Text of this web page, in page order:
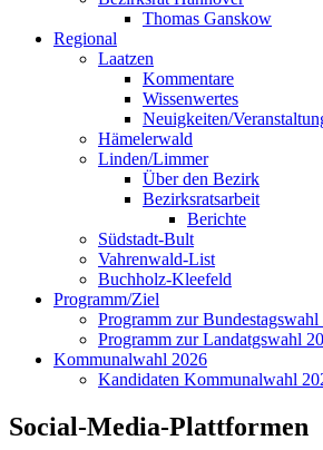
Thomas Ganskow
Regional
Laatzen
Kommentare
Wissenwertes
Neuigkeiten/
Hämelerwald
Linden/Limmer
Über den Bezirk
Bezirksratsarbeit
Berichte
Südstadt-Bult
Vahrenwald-List
Buchholz-Kleefeld
Programm/Ziel
Programm zur Bundestagswahl
Programm zur Landatgswahl
Kommunalwahl 2026
Kandidaten Kommunalwahl
Social-Media-Plattformen